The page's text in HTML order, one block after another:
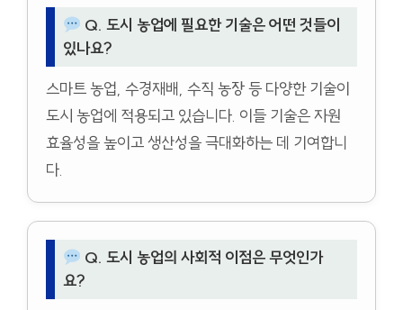
Q. 도시 농업에 필요한 기술은 어떤 것들이
있나요?
스마트 농업, 수경재배, 수직 농장 등 다양한 기술이
도시 농업에 적용되고 있습니다. 이들 기술은 자원
효율성을 높이고 생산성을 극대화하는 데 기여합니
다.
Q. 도시 농업의 사회적 이점은 무엇인가
요?